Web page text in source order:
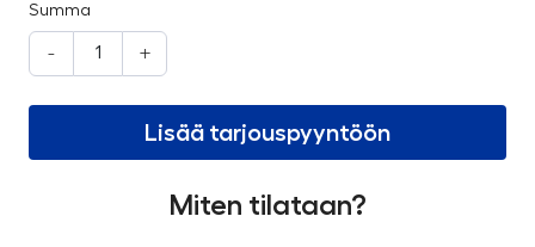
Summa
- +
Lisää tarjouspyyntöön
Miten tilataan?